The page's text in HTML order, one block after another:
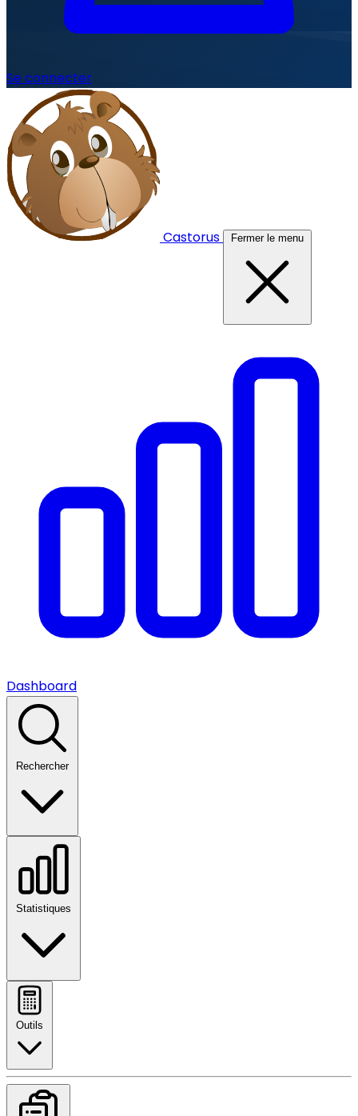
Se connecter
Castorus Fermer le menu
Dashboard
Rechercher
Statistiques
Outils